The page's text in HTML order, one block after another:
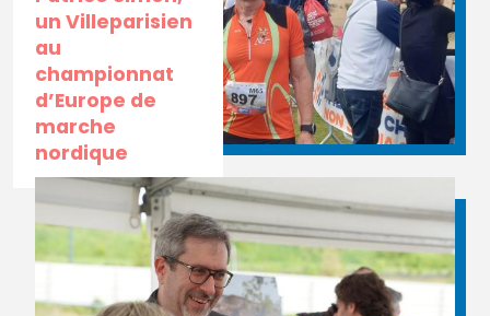
un Villeparisien
au
championnat
d’Europe de
marche
nordique